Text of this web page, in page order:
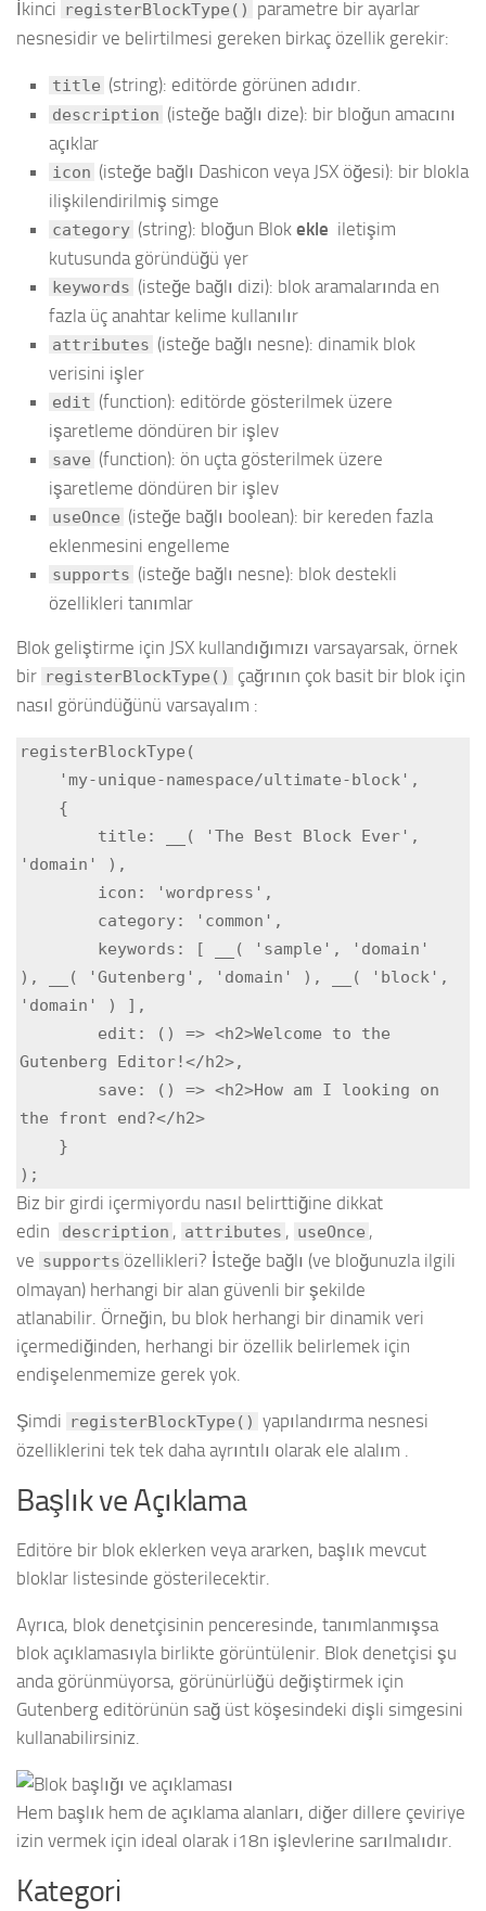
İkinci registerBlockType()
parametre bir ayarlar
nesnesidir ve belirtilmesi gereken birkaç özellik gerekir:
title (string): editörde görünen adıdır.
description (isteğe bağlı dize): bir bloğun amacını
açıklar
icon (isteğe bağlı Dashicon veya JSX öğesi): bir blokla
ilişkilendirilmiş simge
category (string): bloğun Blok ekle iletişim
kutusunda göründüğü yer
keywords (isteğe bağlı dizi): blok aramalarında en
fazla üç anahtar kelime kullanılır
attributes (isteğe bağlı nesne): dinamik blok
verisini işler
edit (function): editörde gösterilmek üzere
işaretleme döndüren bir işlev
save (function): ön uçta gösterilmek üzere
işaretleme döndüren bir işlev
useOnce (isteğe bağlı boolean): bir kereden fazla
eklenmesini engelleme
supports (isteğe bağlı nesne): blok destekli
özellikleri tanımlar
Blok geliştirme için JSX kullandığımızı varsayarsak, örnek
bir registerBlockType()
çağrının çok basit bir blok için
nasıl göründüğünü varsayalım :
registerBlockType(
'domain' ),
), __( 'Gutenberg', 'domain' ), __( 'block',
'domain' ) ],
Gutenberg Editor!</h2>,
the front end?</h2>
);
Biz bir girdi içermiyordu nasıl belirttiğine dikkat
edin
description , attributes , useOnce ,
ve supports özellikleri? İsteğe bağlı (ve bloğunuzla ilgili
olmayan) herhangi bir alan güvenli bir şekilde
atlanabilir. Örneğin, bu blok herhangi bir dinamik veri
içermediğinden, herhangi bir özellik belirlemek için
endişelenmemize gerek yok.
Şimdi registerBlockType() yapılandırma nesnesi
özelliklerini tek tek daha ayrıntılı olarak ele alalım .
Başlık ve Açıklama
Editöre bir blok eklerken veya ararken, başlık mevcut
bloklar listesinde gösterilecektir.
Ayrıca, blok denetçisinin penceresinde, tanımlanmışsa
blok açıklamasıyla birlikte görüntülenir. Blok denetçisi şu
anda görünmüyorsa, görünürlüğü değiştirmek için
Gutenberg editörünün sağ üst köşesindeki dişli simgesini
kullanabilirsiniz.
Hem başlık hem de açıklama alanları, diğer dillere çeviriye
izin vermek için ideal olarak i18n işlevlerine sarılmalıdır.
Kategori